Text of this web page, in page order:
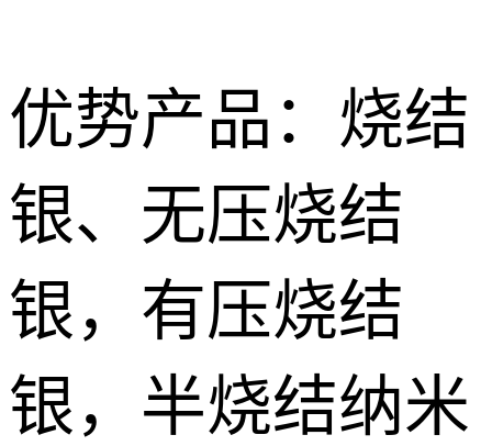
优势产品：烧结
银、无压烧结
银，有压烧结
银，半烧结纳米
Nano
silver paste
Silver
conductive
adhesive
低温导电银
浆 Low
temperature
特种胶粘剂
Special
有压烧结纳米银膏Pressurize sintered nano silver paste